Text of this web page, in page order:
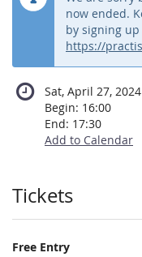
now ended.
by signing up
https://
Sat, April 27, 2024
Begin: 16:00
End: 17:30
Add to Calendar
Products
Tickets
Free Entry